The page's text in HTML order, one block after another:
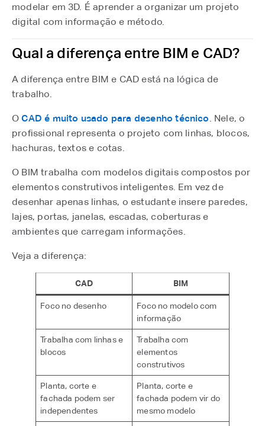
modelar em 3D. É aprender a organizar um projeto
digital com informação e método.
Qual a diferença entre BIM e CAD?
A diferença entre BIM e CAD está na lógica de
trabalho.
OCAD é muito usado para desenho técnico. Nele, o
profissional representa o projeto com linhas, blocos,
hachuras, textos e cotas.
O BIM trabalha com modelos digitais compostos por
elementos construtivos inteligentes. Em vez de
desenhar apenas linhas, o estudante insere paredes,
lajes, portas, janelas, escadas, coberturas e
ambientes que carregam informações.
Veja a diferença:
CAD BIM
Foco no desenho
Foco no modelo com
informação
Trabalha com linhas e
blocos
Trabalha com
elementos
construtivos
Planta, corte e
fachada podem ser
independentes
Planta, corte e
fachada podem vir do
mesmo modelo